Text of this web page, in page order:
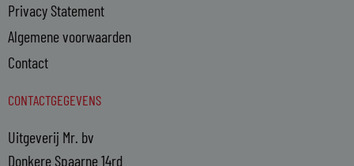
Privacy Statement
Algemene voorwaarden
Contact
CONTACTGEGEVENS
Uitgeverij Mr. bv
Donkere Spaarne 14rd